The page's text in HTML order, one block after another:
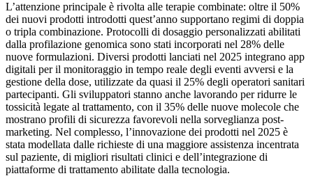
L’attenzione principale è rivolta alle terapie combinate: oltre il 50%
dei nuovi prodotti introdotti quest’anno supportano regimi di doppia
o tripla combinazione. Protocolli di dosaggio personalizzati abilitati
dalla profilazione genomica sono stati incorporati nel 28% delle
nuove formulazioni. Diversi prodotti lanciati nel 2025 integrano app
digitali per il monitoraggio in tempo reale degli eventi avversi e la
gestione della dose, utilizzate da quasi il 25% degli operatori sanitari
partecipanti. Gli sviluppatori stanno anche lavorando per ridurre le
tossicità legate al trattamento, con il 35% delle nuove molecole che
mostrano profili di sicurezza favorevoli nella sorveglianza post-
marketing. Nel complesso, l’innovazione dei prodotti nel 2025 è
stata modellata dalle richieste di una maggiore assistenza incentrata
sul paziente, di migliori risultati clinici e dell’integrazione di
piattaforme di trattamento abilitate dalla tecnologia.